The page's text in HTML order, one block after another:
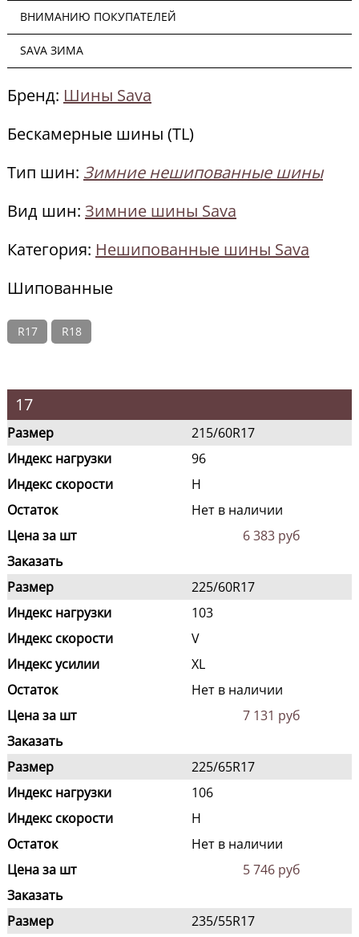
ВНИМАНИЮ ПОКУПАТЕЛЕЙ
SAVA ЗИМА
Бренд: Шины Sava
Бескамерные шины (TL)
Тип шин: Зимние нешипованные шины
Вид шин: Зимние шины Sava
Категория: Нешипованные шины Sava
Шипованные
R17 R18
17
Размер
215/60R17
Индекс нагрузки
96
Индекс скорости
H
Остаток
Нет в наличии
Цена за шт
6 383 руб
Заказать
Размер
225/60R17
Индекс нагрузки
103
Индекс скорости
V
Индекс усилии
XL
Остаток
Нет в наличии
Цена за шт
7 131 руб
Заказать
Размер
225/65R17
Индекс нагрузки
106
Индекс скорости
H
Остаток
Нет в наличии
Цена за шт
5 746 руб
Заказать
Размер
235/55R17